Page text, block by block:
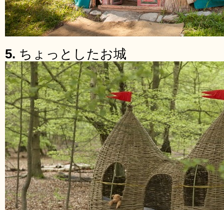
5. ちょっとしたお城